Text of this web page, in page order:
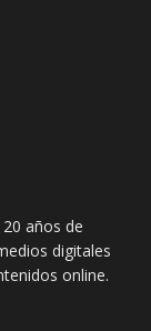
años de
digitales
online.